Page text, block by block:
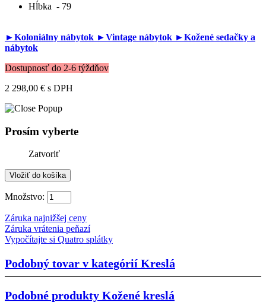
Hĺbka - 79
►Koloniálny nábytok ►Vintage nábytok ►Kožené sedačky a
nábytok
Dostupnosť do 2-6 týždňov
2 298,00 € s DPH
Prosím vyberte
Zatvoriť
Množstvo:
Záruka najnižšej ceny
Záruka vrátenia peňazí
Vypočítajte si Quatro splátky
Podobný tovar v kategórií Kreslá
Podobné produkty Kožené kreslá